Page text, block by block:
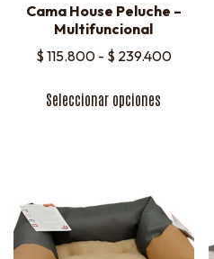
Cama House Peluche –
Multifuncional
$ 115.800 - $ 239.400
Seleccionar opciones